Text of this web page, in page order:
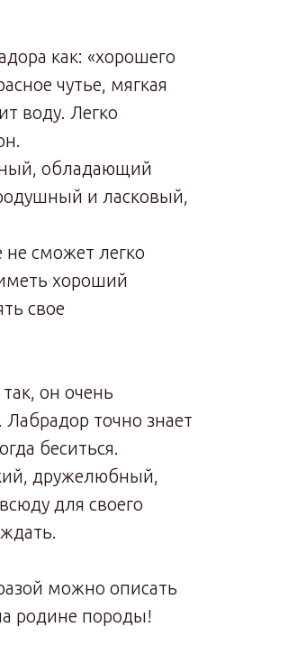
как: «хорошего
чутье, мягкая
воду. Легко
обладающий
и ласковый,
не сможет легко
хороший
свое
он очень
точно знает
беситься.
дружелюбный,
для своего
можно описать
родине породы!